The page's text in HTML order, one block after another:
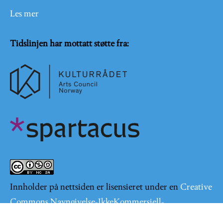
Les mer
Tidslinjen har mottatt støtte fra:
Innholder på nettsiden er lisensieret under en Creative
Commons Navngivelse-IkkeKommersiell-